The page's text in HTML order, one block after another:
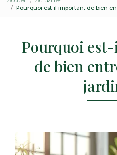
Pourquoi est-il important de bien
Pourquoi
de bien